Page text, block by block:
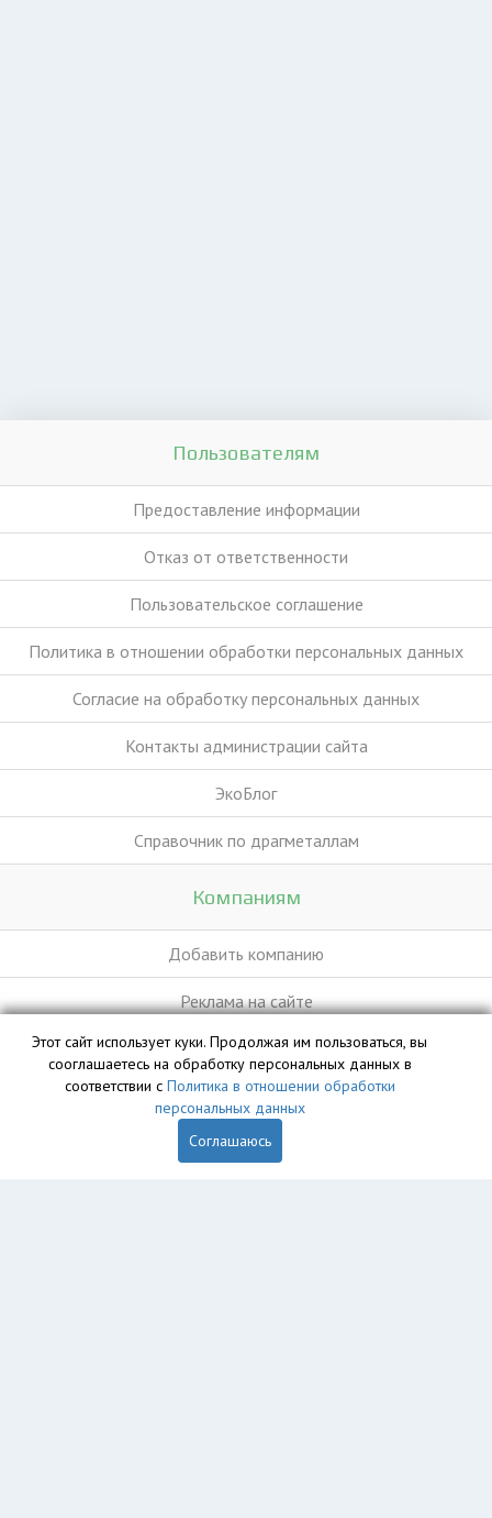
Пользователям
Предоставление информации
Отказ от ответственности
Пользовательское соглашение
Политика в отношении обработки персональных данных
Согласие на обработку персональных данных
Контакты администрации сайта
ЭкоБлог
Справочник по драгметаллам
Компаниям
Добавить компанию
Реклама на сайте
База данных сайта vyvoz.org является интеллектуальной
собственностью ООО «Профит» и охраняется законом.
Этот сайт использует куки. Продолжая им пользоваться, вы
сооглашаетесь на обработку персональных данных в
соответствии с Политика в отношении обработки
персональных данных
Соглашаюсь